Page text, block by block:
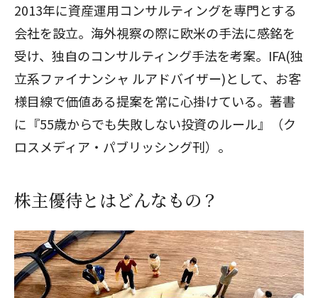
2013年に資産運用コンサルティングを専門とする
会社を設立。海外視察の際に欧米の手法に感銘を
受け、独自のコンサルティング手法を考案。IFA(独
立系ファイナンシャ ルアドバイザー)として、お客
様目線で価値ある提案を常に心掛けている。著書
に『55歳からでも失敗しない投資のルール』（ク
ロスメディア・パブリッシング刊）。
株主優待とはどんなもの？